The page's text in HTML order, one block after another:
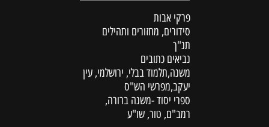
פרקי אבות
סידורים, מחזורים ותהילים
תנ"ך
נביאים כתובים
משנה,תלמוד בבלי, ירושלמי, עין
יעקב,מפרשי הש"ס
ספרי יסוד -משנה ברורה,
רמב"ם, טור, שו"ע